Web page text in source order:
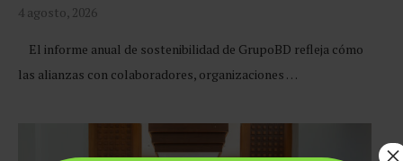
4 agosto, 2026
El informe anual de sostenibilidad de GrupoBD refleja cómo
las alianzas con colaboradores, organizaciones …